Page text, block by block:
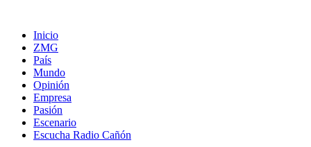
Inicio
ZMG
País
Mundo
Opinión
Empresa
Pasión
Escenario
Escucha Radio Cañón